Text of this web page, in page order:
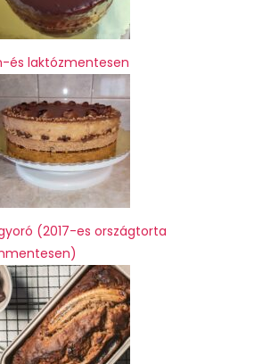
és laktózmentesen
(2017-es országtorta